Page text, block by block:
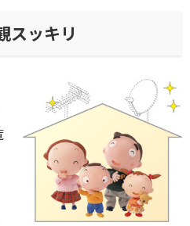
スッキリ